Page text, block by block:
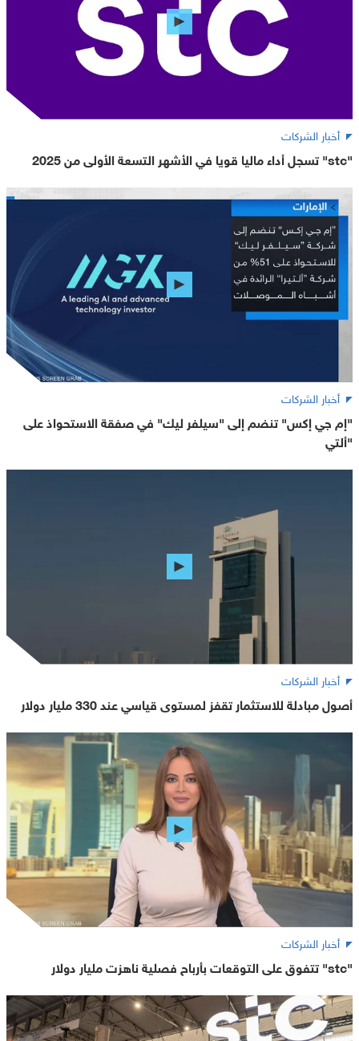
أخبار الشركات
"stc" تسجل أداء ماليا قويا في الأشهر التسعة الأولى من 2025
أخبار الشركات
"إم جي إكس" تنضم إلى "سيلفر ليك" في صفقة الاستحواذ على
"ألتي
أخبار الشركات
أصول مبادلة للاستثمار تقفز لمستوى قياسي عند 330 مليار دولار
أخبار الشركات
"stc" تتفوق على التوقعات بأرباح فصلية ناهزت مليار دولار